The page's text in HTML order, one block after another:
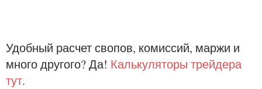
Удобный расчет свопов, комиссий, маржи и
много другого? Да! Калькуляторы трейдера
тут.